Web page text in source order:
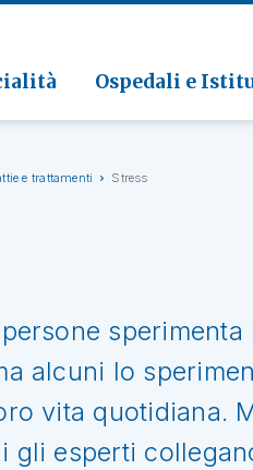
Ospedali e
Clinica di Riabilitazione
Patologia
e trattamenti Stress
alcuni lo
vita quotidiana.
gli esperti